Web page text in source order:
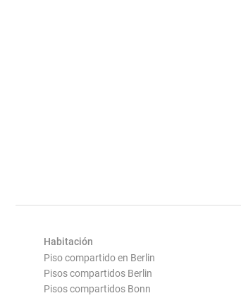
Habitación
Piso compartido en Berlin
Pisos compartidos Berlin
Pisos compartidos Bonn